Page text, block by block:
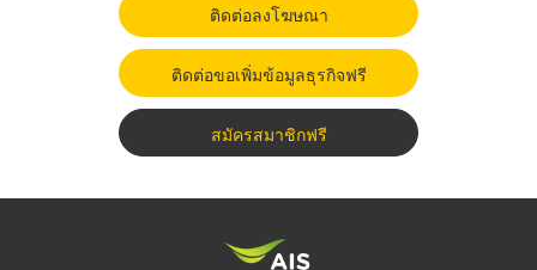
ติดต่อลงโฆษณา
ติดต่อขอเพิ่มข้อมูลธุรกิจฟรี
สมัครสมาชิกฟรี